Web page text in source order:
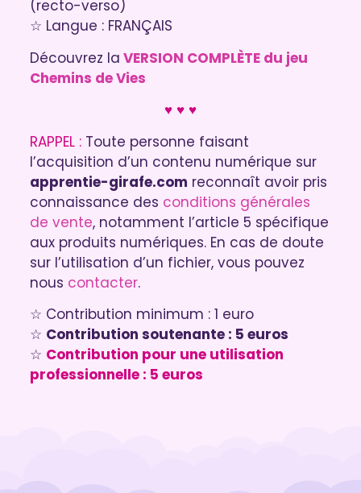
(recto-verso)
☆ Langue : FRANÇAIS
Découvrez la VERSION COMPLÈTE du jeu
Chemins de Vies
♥ ♥ ♥
RAPPEL : Toute personne faisant
l’acquisition d’un contenu numérique sur
apprentie-girafe.com reconnaît avoir pris
connaissance des conditions générales
de vente, notamment l’article 5 spécifique
aux produits numériques. En cas de doute
sur l’utilisation d’un fichier, vous pouvez
nous contacter.
☆ Contribution minimum : 1 euro
☆ Contribution soutenante : 5 euros
☆ Contribution pour une utilisation
professionnelle : 5 euros